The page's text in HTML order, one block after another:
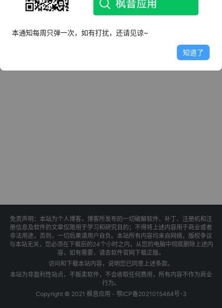
免责声明：本站为个人博客，博客所发布的一切破解软件、补丁、注册机和注
册信息及软件的文章仅限用于学习和研究目的；不得将上述内容用于商业或者
非法用途，否则，一切后果请用户自负。本站所有内容均来自网络，版权争议
与本站无关，您必须在下载后的24个小时之内，从您的电脑中彻底删除上述内
容，如有需要，请去软件官网下载正版。
访问和下载本站内容，说明您已同意上述条款。
本站为非盈利性站点，不贩卖软件，不会收取任何费用，所有内容不作为商业
行为。
Copyright © 2021 枫音应用 - 鄂ICP备2021015464号-3
本通知每周只弹一次，如有打扰，还请见谅~
知道了